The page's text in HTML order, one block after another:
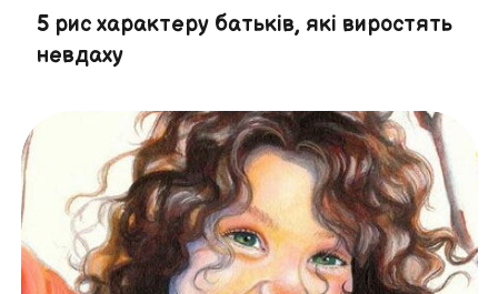
5 рис характеру батьків, які виростять
невдаху